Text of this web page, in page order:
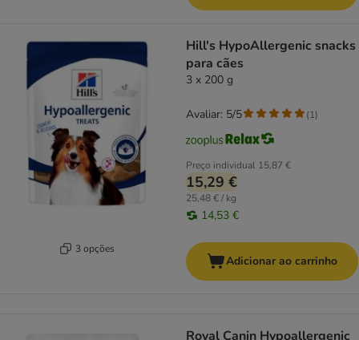
3 opções
Hill's HypoAllergenic snacks
para cães
3 x 200 g
Preço individual 15,87 €
15,29 €
25,48 € / kg
14,53 €
Avaliar: 5/5 (1)
Adicionar ao carrinho
Royal Canin Hypoallergenic